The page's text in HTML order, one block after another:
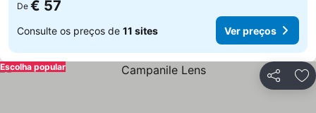
De € 57
Consulte os preços de 11 sites Ver preços
Partilhar
Escolha popular